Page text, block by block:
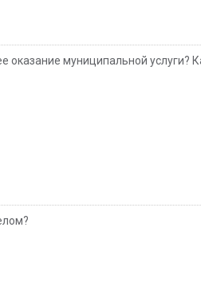
муниципальной услуги?